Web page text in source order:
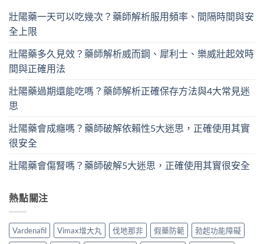
壯陽藥一天可以吃幾次？藥師解析服用頻率、間隔時間與安
全上限
壯陽藥多久見效？藥師解析威而鋼、犀利士、樂威壯起效時
間與正確用法
壯陽藥過期還能吃嗎？藥師解析正確保存方法與4大常見迷
思
壯陽藥會成癮嗎？藥師破解依賴性5大迷思，正確使用其實
很安全
壯陽藥會傷腎嗎？藥師破解5大迷思，正確使用其實很安全
熱點關注
Vardenafil Vimax增大丸 伐地那非 假藥防範
勃起功能障礙